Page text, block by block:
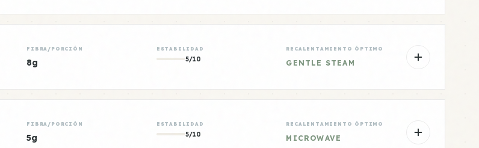
FIBRA/PORCIÓN
8g
ESTABILIDAD
5/10
RECALENTAMIENTO ÓPTIMO
GENTLE STEAM
FIBRA/PORCIÓN
5g
ESTABILIDAD
5/10
RECALENTAMIENTO ÓPTIMO
MICROWAVE